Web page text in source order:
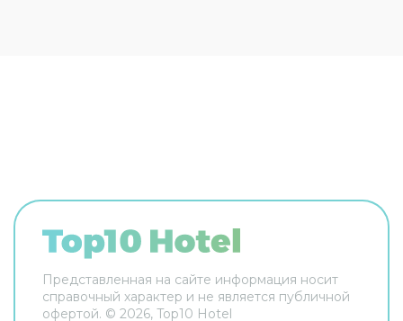
Представленная на сайте информация носит
справочный характер и не является публичной
офертой. © 2026, Top10 Hotel